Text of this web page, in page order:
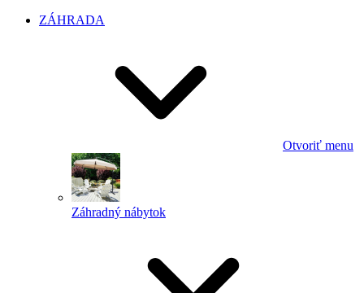
ZÁHRADA
Otvoriť menu
Záhradný nábytok